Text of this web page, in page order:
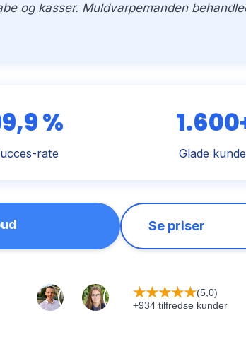
og kasser. Muldvarpemanden
%
rate Glade
Se priser
★★★★★(5,0)
+934 tilfredse kunder